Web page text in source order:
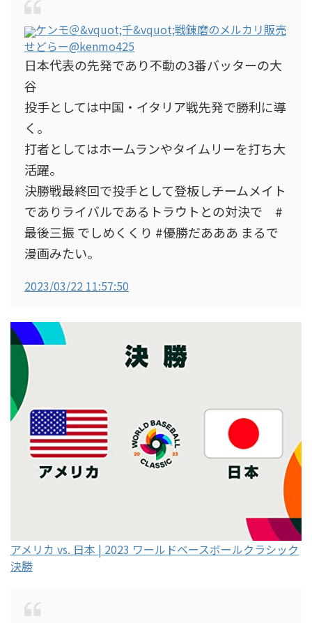
ケンモ＠&vquot;千&vquot;戦錬磨のメルカリ販売
せどらー@kenmo425
日本代表の先発であり不動の3番バッターの大
谷
投手としては中国・イタリア戦先発で勝利に導
く。
打者としてはホームランやタイムリーを打ち大
活躍。
決勝戦最終回で投手として登板しチームメイト
でありライバルであるトラウトとの対決で #
最後三振 でしめくくり #優勝だあああ まるで
漫画みたい。
2023/03/22 11:57:50
アメリカ vs. 日本 | 2023 ワールドベースボールクラシック
決勝